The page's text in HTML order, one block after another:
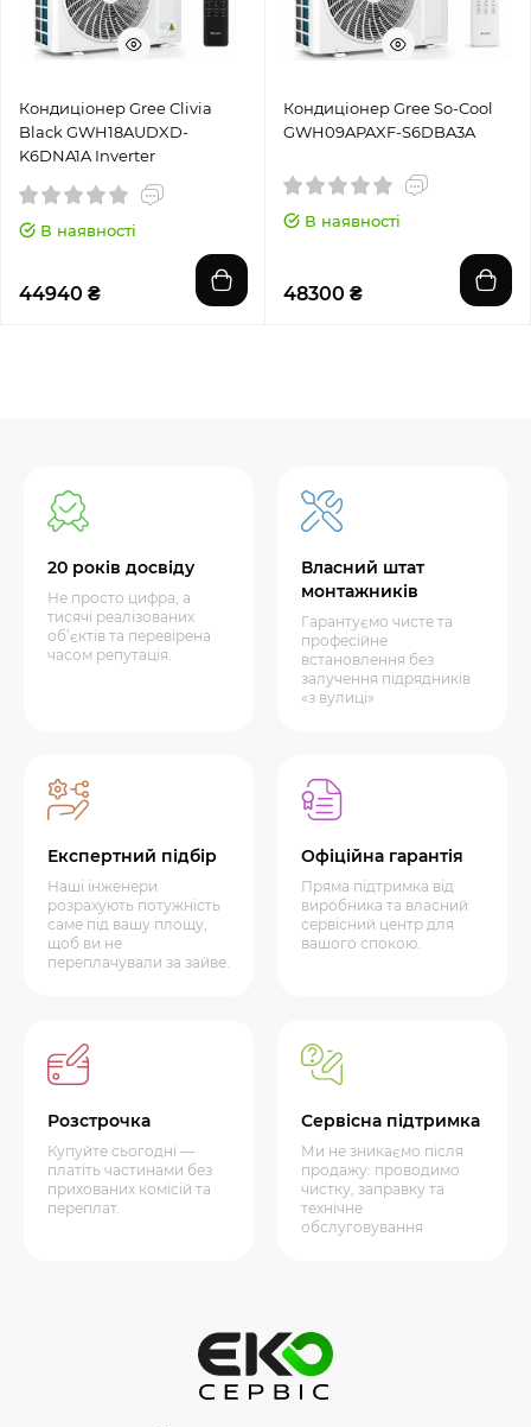
Кондиціонер Gree Clivia
Black GWH18AUDXD-
K6DNA1A Inverter
В наявності
44940 ₴
Кондиціонер Gree So-Cool
GWH09APAXF-S6DBA3A
В наявності
48300 ₴
20 років досвіду
Не просто цифра, а
тисячі реалізованих
об’єктів та перевірена
часом репутація.
Власний штат
монтажників
Гарантуємо чисте та
професійне
встановлення без
залучення підрядників
«з вулиці»
Експертний підбір
Наші інженери
розрахують потужність
саме під вашу площу,
щоб ви не
переплачували за зайве.
Офіційна гарантія
Пряма підтримка від
виробника та власний
сервісний центр для
вашого спокою.
Розстрочка
Купуйте сьогодні —
платіть частинами без
прихованих комісій та
переплат.
Сервісна підтримка
Ми не зникаємо після
продажу: проводимо
чистку, заправку та
технічне
обслуговування